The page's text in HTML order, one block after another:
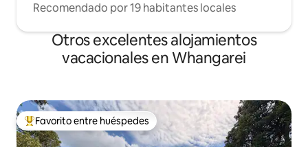
Recomendado por 19 habitantes locales
Otros excelentes alojamientos
vacacionales en Whangarei
De los mejores en Favorito entre huéspedes
Favorito entre huéspedes